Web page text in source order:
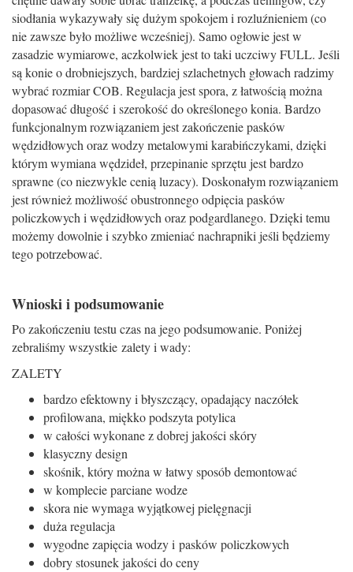
siodłania wykazywały się dużym spokojem i rozluźnieniem (co
nie zawsze było możliwe wcześniej). Samo ogłowie jest w
zasadzie wymiarowe, aczkolwiek jest to taki uczciwy FULL. Jeśli
są konie o drobniejszych, bardziej szlachetnych głowach radzimy
wybrać rozmiar COB. Regulacja jest spora, z łatwością można
dopasować długość i szerokość do określonego konia. Bardzo
funkcjonalnym rozwiązaniem jest zakończenie pasków
wędzidłowych oraz wodzy metalowymi karabińczykami, dzięki
którym wymiana wędzideł, przepinanie sprzętu jest bardzo
sprawne (co niezwykle cenią luzacy). Doskonałym rozwiązaniem
jest również możliwość obustronnego odpięcia pasków
policzkowych i wędzidłowych oraz podgardlanego. Dzięki temu
możemy dowolnie i szybko zmieniać nachrapniki jeśli będziemy
tego potrzebować.
Wnioski i podsumowanie
Po zakończeniu testu czas na jego podsumowanie. Poniżej
zebraliśmy wszystkie zalety i wady:
ZALETY
bardzo efektowny i błyszczący, opadający naczółek
profilowana, miękko podszyta potylica
w całości wykonane z dobrej jakości skóry
klasyczny design
skośnik, który można w łatwy sposób demontować
w komplecie parciane wodze
skora nie wymaga wyjątkowej pielęgnacji
duża regulacja
wygodne zapięcia wodzy i pasków policzkowych
dobry stosunek jakości do ceny